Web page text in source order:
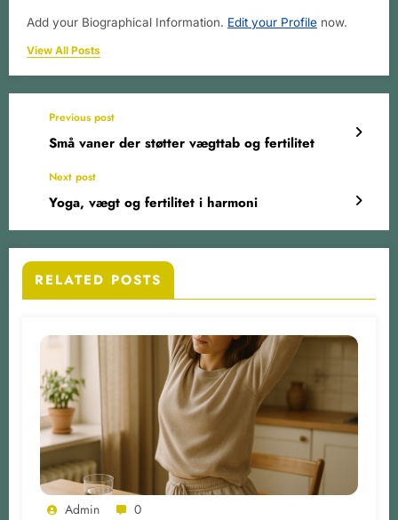
Add your Biographical Information. Edit your Profile now.
View All Posts
Previous post
Små vaner der støtter vægttab og fertilitet
Next post
Yoga, vægt og fertilitet i harmoni
RELATED POSTS
Admin 0